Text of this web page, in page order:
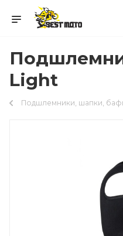
Light
Подшлемники, шапки,